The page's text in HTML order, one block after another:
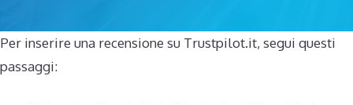
Per inserire una recensione su Trustpilot.it, segui questi
passaggi: